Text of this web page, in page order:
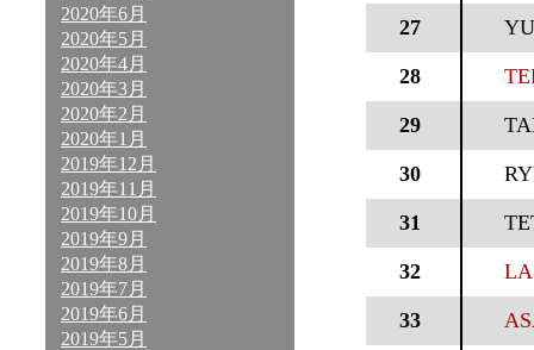
2020年6月
2020年5月
2020年4月
2020年3月
2020年2月
2020年1月
2019年12月
2019年11月
2019年10月
2019年9月
2019年8月
2019年7月
2019年6月
2019年5月
27
28
29
30
31
32
33